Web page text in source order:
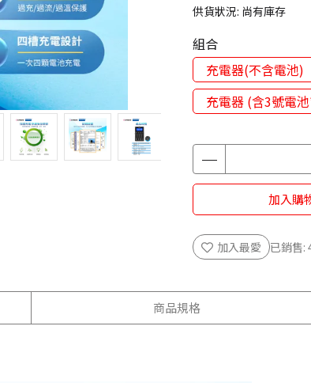
供貨狀況: 尚有庫存
組合
充電器(不含電池)
充電器 (含3號電
加入購
加入最愛 已銷售:
商品規格